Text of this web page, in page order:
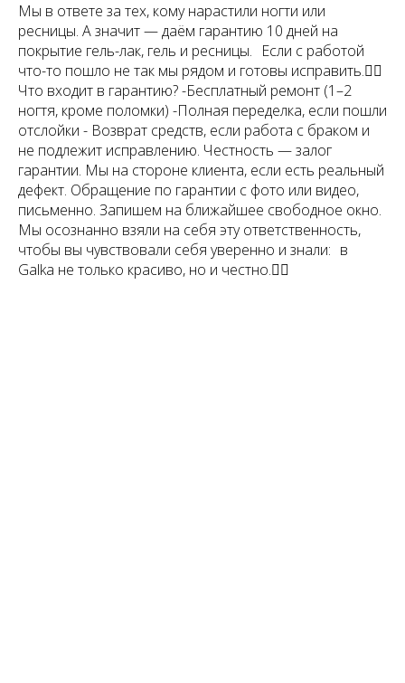
Мы в ответе за тех, кому нарастили ногти или
ресницы. А значит — даём гарантию 10 дней на
покрытие гель-лак, гель и ресницы. Если с работой
что-то пошло не так мы рядом и готовы исправить.👌🏻
Что входит в гарантию? -Бесплатный ремонт (1–2
ногтя, кроме поломки) -Полная переделка, если пошли
отслойки - Возврат средств, если работа с браком и
не подлежит исправлению. Честность — залог
гарантии. Мы на стороне клиента, если есть реальный
дефект. Обращение по гарантии с фото или видео,
письменно. Запишем на ближайшее свободное окно.
Мы осознанно взяли на себя эту ответственность,
чтобы вы чувствовали себя уверенно и знали: в
Galka не только красиво, но и честно.👌🏻